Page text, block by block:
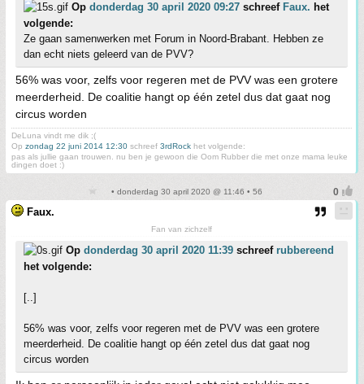
Op donderdag 30 april 2020 09:27 schreef Faux. het
volgende:
Ze gaan samenwerken met Forum in Noord-Brabant. Hebben ze
dan echt niets geleerd van de PVV?
56% was voor, zelfs voor regeren met de PVV was een grotere
meerderheid. De coalitie hangt op één zetel dus dat gaat nog
circus worden
DeLuna vindt me dik ;(
Op zondag 22 juni 2014 12:30 schreef 3rdRock het volgende:
pas als jullie gaan trouwen. nu ben je gewoon die Oom Rubber die met onze mama leuke
dingen doet :)
• donderdag 30 april 2020 @ 11:46 • 56
Faux.
Fan van zichzelf
Op donderdag 30 april 2020 11:39 schreef rubbereend
het volgende:
[..]
56% was voor, zelfs voor regeren met de PVV was een grotere
meerderheid. De coalitie hangt op één zetel dus dat gaat nog
circus worden